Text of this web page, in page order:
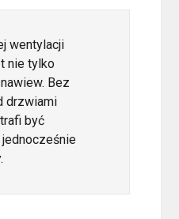
wentylacji
nie tylko
Bez
drzwiami
być
jednocześnie